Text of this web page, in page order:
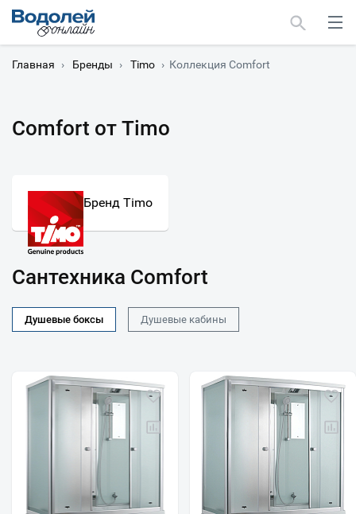
Главная › Бренды › Timo › Коллекция Comfort
Comfort от Timo
Бренд Timo
Сантехника Comfort
Душевые боксы Душевые кабины